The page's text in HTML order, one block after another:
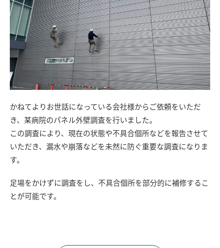
かねてよりお世話になっている会社様からご依頼をいただ
き、某病院のパネル外壁調査を行いました。
この調査により、現在の状態や不具合個所などを報告させて
いただき、漏水や崩落などを未然に防ぐ重要な調査になりま
す。
足場をかけずに調査をし、不具合個所を部分的に補修するこ
とが可能です。